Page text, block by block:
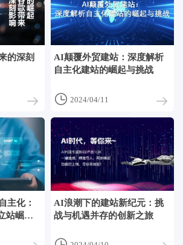
的深刻
AI颠覆外贸建站：深度解析
自主化建站的崛起与挑战
 2024/04/11
主化：
站崛起
AI浪潮下的建站新纪元：挑
战与机遇并存的创新之旅